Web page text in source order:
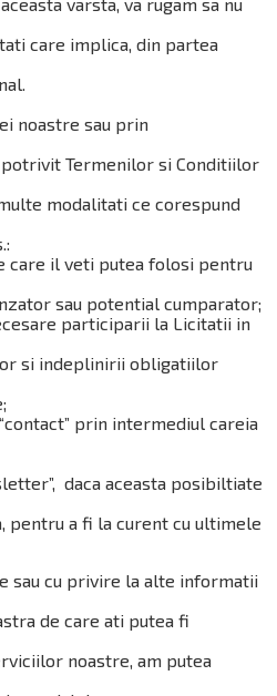
care implica, din partea
noastre sau prin
Termenilor si Conditiilor
modalitati ce corespund
care il veti putea folosi pentru
sau potential cumparator;
participarii la Licitatii in
si indeplinirii obligatiilor
prin intermediul careia
daca aceasta posibiltiate
a fi la curent cu ultimele
sau cu privire la alte informatii
de care ati putea fi
noastre, am putea